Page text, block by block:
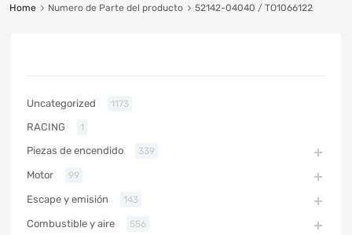
Home Numero de Parte del producto 52142-04040 / TO1066122
Uncategorized 1173
RACING 1
Piezas de encendido 339
Motor 99
Escape y emisión 143
Combustible y aire 556